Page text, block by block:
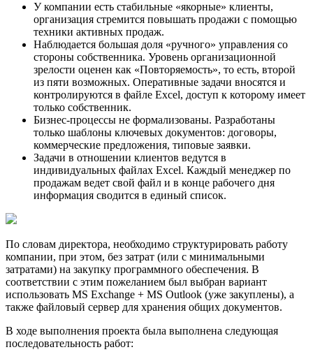
У компании есть стабильные «якорные» клиенты,
организация стремится повышать продажи с помощью
техники активных продаж.
Наблюдается большая доля «ручного» управления со
стороны собственника. Уровень организационной
зрелости оценен как «Повторяемость», то есть, второй
из пяти возможных. Оперативные задачи вносятся и
контролируются в файле Excel, доступ к которому имеет
только собственник.
Бизнес-процессы не формализованы. Разработаны
только шаблоны ключевых документов: договоры,
коммерческие предложения, типовые заявки.
Задачи в отношении клиентов ведутся в
индивидуальных файлах Excel. Каждый менеджер по
продажам ведет свой файл и в конце рабочего дня
информация сводится в единый список.
По словам директора, необходимо структурировать работу
компании, при этом, без затрат (или с минимальными
затратами) на закупку программного обеспечения. В
соответствии с этим пожеланием был выбран вариант
использовать MS Exchange + MS Outlook (уже закуплены), а
также файловый сервер для хранения общих документов.
В ходе выполнения проекта была выполнена следующая
последовательность работ: